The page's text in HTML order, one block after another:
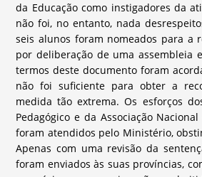
da Educação como instigadores da
não foi, no entanto, nada
seis alunos foram nomeados para a
por deliberação de uma assembleia
termos deste documento foram
não foi suficiente para obter a
medida tão extrema. Os esforços
Pedagógico e da Associação
foram atendidos pelo Ministério,
Apenas com uma revisão da
foram enviados às suas províncias,